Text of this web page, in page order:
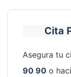
Cita
Asegura tu
90 90 o